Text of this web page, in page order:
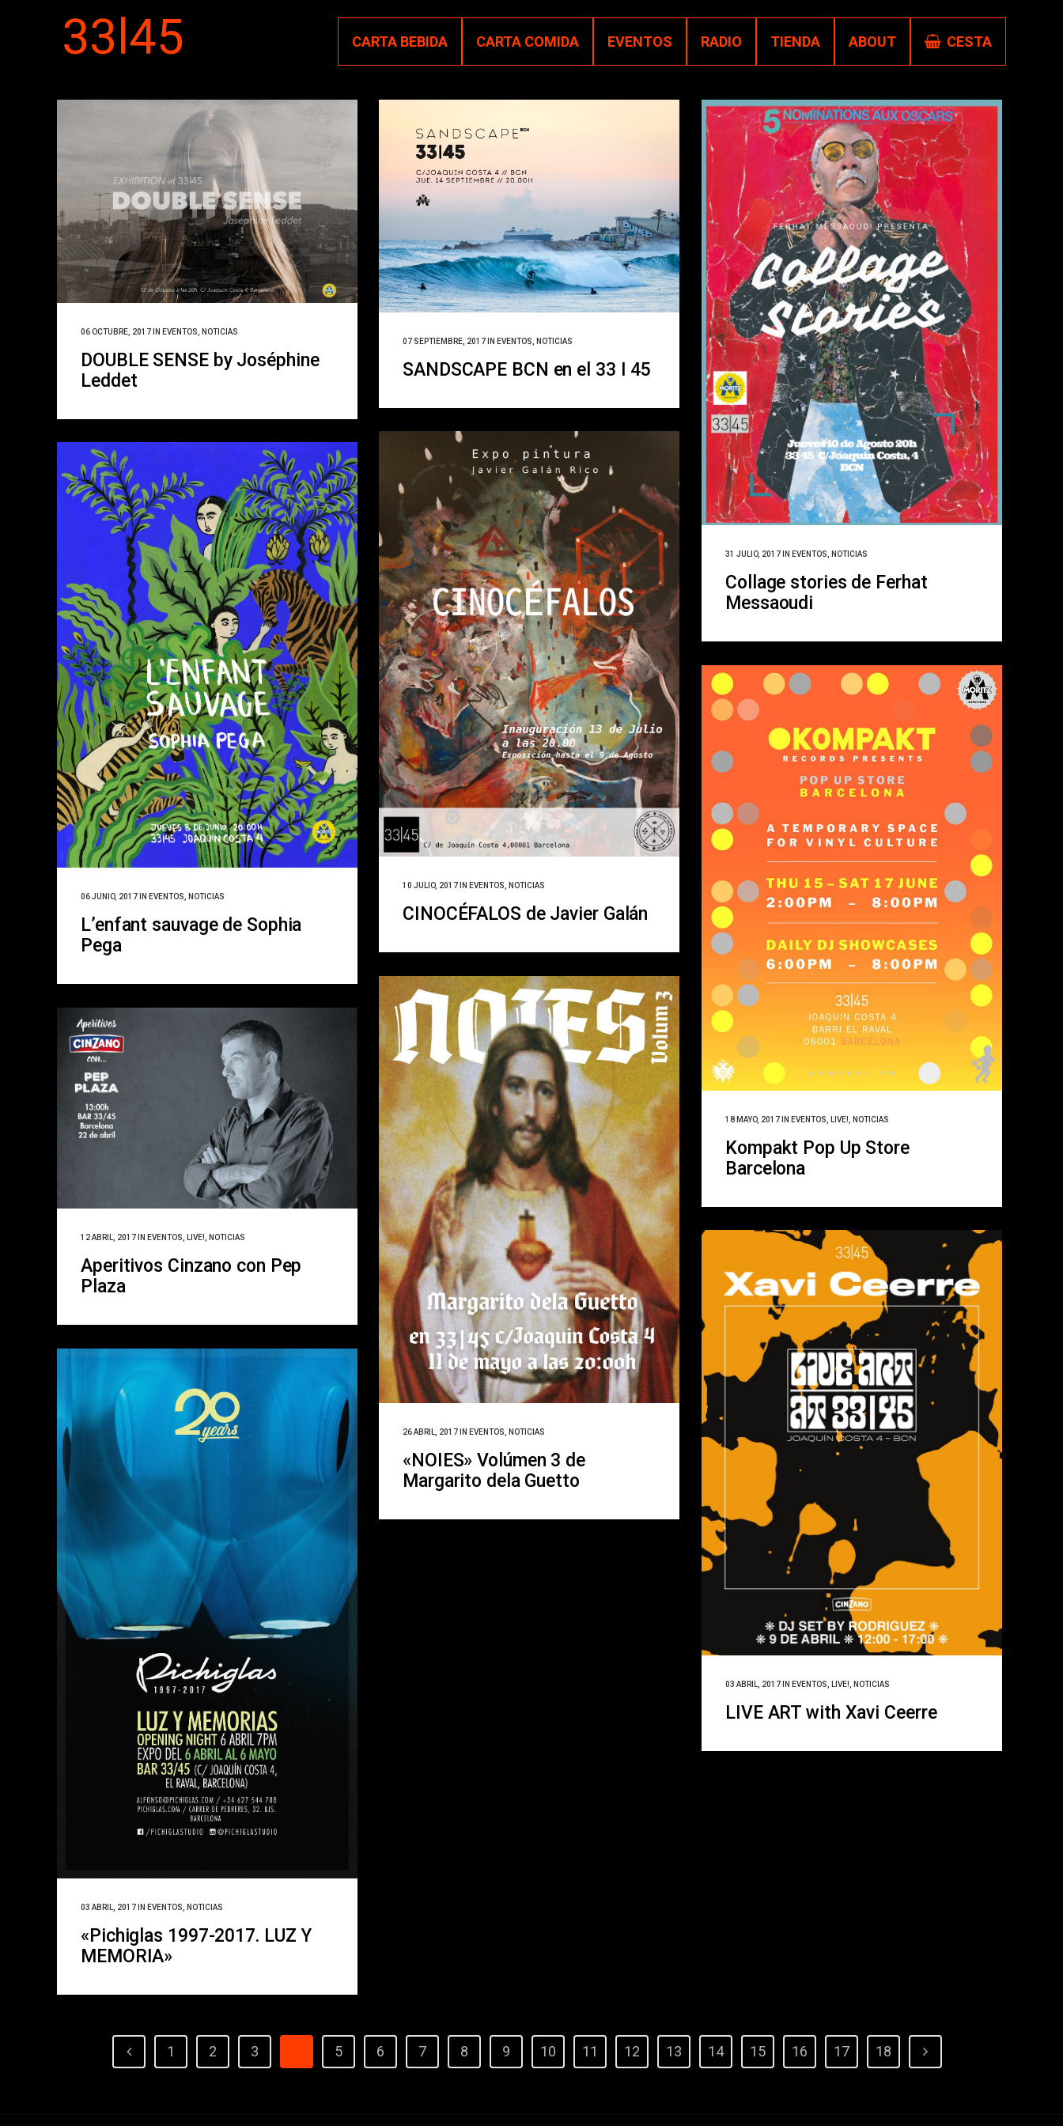
CARTA BEBIDA CARTA COMIDA EVENTOS RADIO TIENDA ABOUT CESTA
06 OCTUBRE, 2017 IN EVENTOS NOTICIAS
DOUBLE SENSE by Joséphine
Leddet
07 SEPTIEMBRE, 2017 IN EVENTOS NOTICIAS
SANDSCAPE BCN en el 33 I 45
31 JULIO, 2017 IN EVENTOS NOTICIAS
Collage stories de Ferhat
Messaoudi
10 JULIO, 2017 IN EVENTOS NOTICIAS
CINOCÉFALOS de Javier Galán
06 JUNIO, 2017 IN EVENTOS NOTICIAS
L’enfant sauvage de Sophia
Pega
18 MAYO, 2017 IN EVENTOS LIVE! NOTICIAS
Kompakt Pop Up Store
Barcelona
26 ABRIL, 2017 IN EVENTOS NOTICIAS
«NOIES» Volúmen 3 de
Margarito dela Guetto
12 ABRIL, 2017 IN EVENTOS LIVE! NOTICIAS
Aperitivos Cinzano con Pep
Plaza
03 ABRIL, 2017 IN EVENTOS LIVE! NOTICIAS
LIVE ART with Xavi Ceerre
03 ABRIL, 2017 IN EVENTOS, NOTICIAS
«Pichiglas 1997-2017. LUZ Y
MEMORIA»
1 2 3 5 6 7 8 9 10 11 12 13 14 15 16 17 18